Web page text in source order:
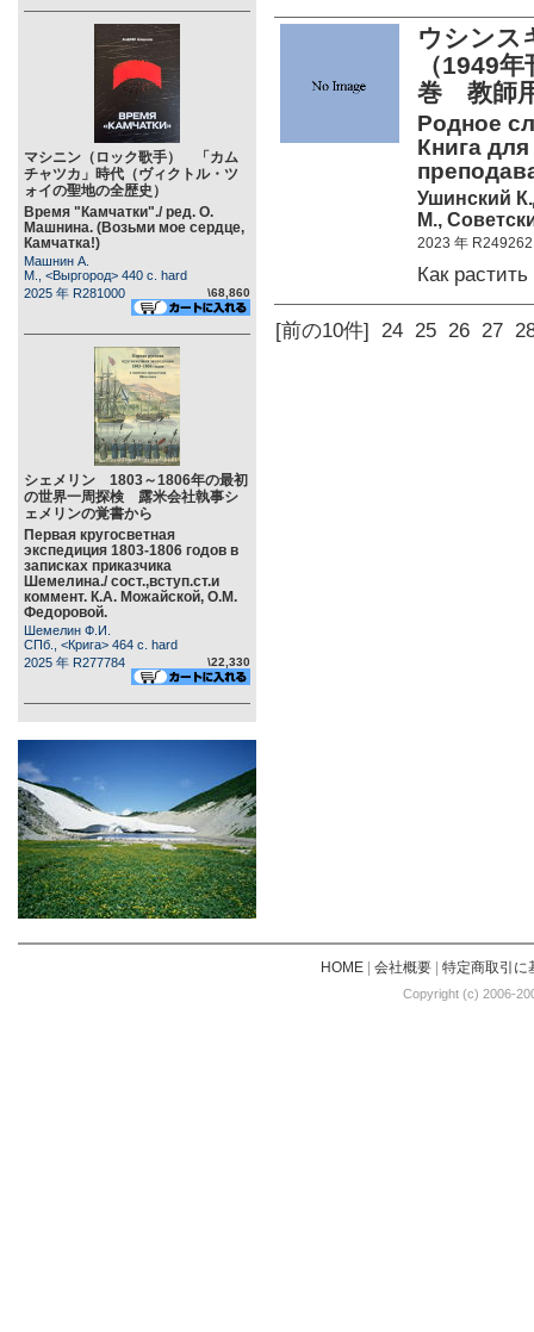
マシニン（ロック歌手） 「カム
チャツカ」時代（ヴィクトル・ツ
ォイの聖地の全歴史）
Время "Камчатки"./ ред. О.
Машнина. (Возьми мое сердце,
Камчатка!)
Машнин А.
М., <Выргород> 440 c. hard
2025 年 R281000
\68,860
シェメリン 1803～1806年の最初
の世界一周探検 露米会社執事シ
ェメリンの覚書から
Первая кругосветная
экспедиция 1803-1806 годов в
записках приказчика
Шемелина./ сост.,вступ.ст.и
коммент. К.А. Можайской, О.М.
Федоровой.
Шемелин Ф.И.
СПб., <Крига> 464 c. hard
2025 年 R277784
\22,330
ウシン
（1949
巻 教師
Родное
Книга
Ушинский
М.,
2023 年 R249262
Как
[前の10件] 24 25 26 27
HOME| 会社概要| 特定商取引に
Copyright (c) 2006-